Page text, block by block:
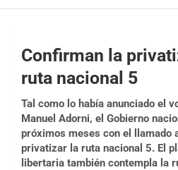
Confirman la
ruta nacional 5
Tal como lo había anunciado el
Manuel Adorni, el Gobierno
próximos meses con el llamado
privatizar la ruta nacional 5. El
libertaria también contempla la